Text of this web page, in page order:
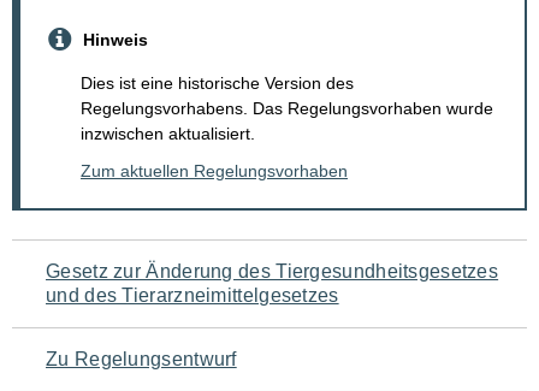
Hinweis
Dies ist eine historische Version des
Regelungsvorhabens. Das Regelungsvorhaben wurde
inzwischen aktualisiert.
Zum aktuellen Regelungsvorhaben
Navigation
für
den
Gesetz zur Änderung des Tiergesundheitsgesetzes
und des Tierarzneimittelgesetzes
Zu Regelungsentwurf